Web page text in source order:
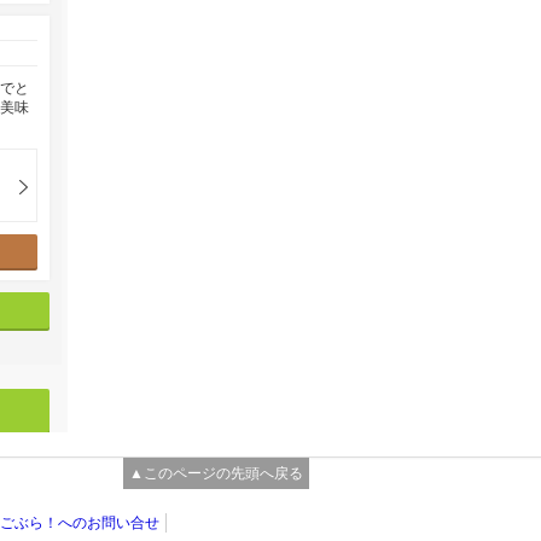
と
味
▲このページの先頭へ戻る
ぶら！へのお問い合せ